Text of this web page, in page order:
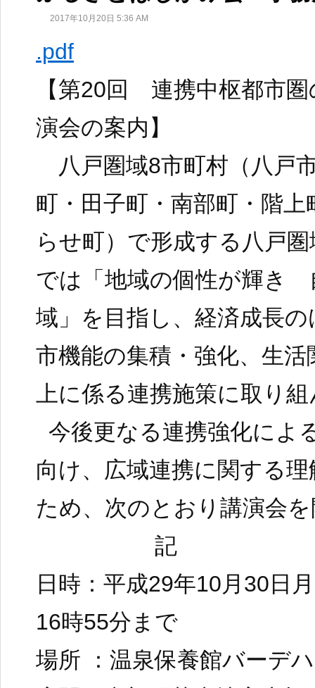
2017年10月20日 5:36 AM
.pdf
【第20回 連携中枢都市
演会の案内】
八戸圏域8市町村（八戸
町・田子町・南部町・階
らせ町）で形成する八戸
では「地域の個性が輝き
域」を目指し、経済成長
市機能の集積・強化、生
上に係る連携施策に取り
今後更なる連携強化によ
向け、広域連携に関する
ため、次のとおり講演会
記
日時：平成29年10月30日
16時55分まで
場所 ：温泉保養館バーデ